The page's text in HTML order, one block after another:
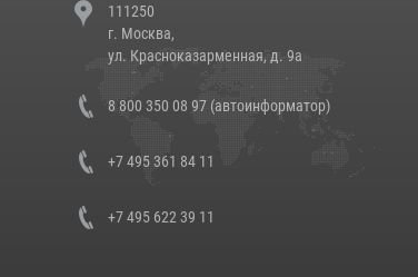
111250
г. Москва,
ул. Красноказарменная, д. 9а
8 800 350 08 97 (автоинформатор)
+7 495 361 84 11
+7 495 622 39 11